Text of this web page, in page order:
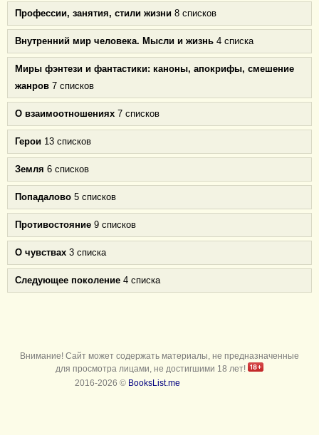
Профессии, занятия, стили жизни 8 списков
Внутренний мир человека. Мысли и жизнь 4 списка
Миры фэнтези и фантастики: каноны, апокрифы, смешение
жанров 7 списков
О взаимоотношениях 7 списков
Герои 13 списков
Земля 6 списков
Попадалово 5 списков
Противостояние 9 списков
О чувствах 3 списка
Следующее поколение 4 списка
Внимание! Сайт может содержать материалы, не предназначенные
для просмотра лицами, не достигшими 18 лет!
2016-2026 © BooksList.me